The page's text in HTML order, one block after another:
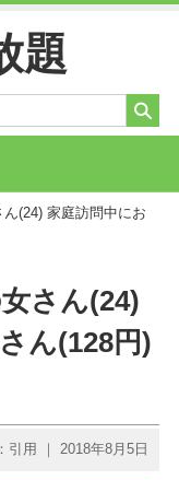
題
(24) 家庭訪問中にお
さん(24)
ん(128円)
引用 ｜ 2018年8月5日